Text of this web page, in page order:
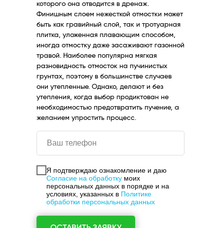
которого она отводится в дренаж.
Финишным слоем нежесткой отмостки может
быть как гравийный слой, так и тротуарная
плитка, уложенная плавающим способом,
иногда отмостку даже засаживают газонной
травой. Наиболее популярна мягкая
разновидность отмосток на пучинистых
грунтах, поэтому в большинстве случаев
они утепленные. Однако, делают и без
утепления, когда выбор продиктован не
необходимостью предотвратить пучение, а
желанием упростить процесс.
Я подтверждаю ознакомление и даю
Согласие на обработку моих
персональных данных в порядке и на
условиях, указанных в Политике
обработки персональных данных